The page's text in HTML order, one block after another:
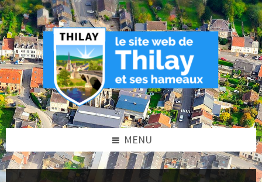
Skip
to
content
Skip
to
left
sidebar
Skip
to
footer
MENU